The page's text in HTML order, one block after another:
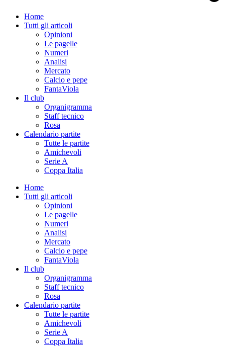
Home
Tutti gli articoli
Opinioni
Le pagelle
Numeri
Analisi
Mercato
Calcio e pepe
FantaViola
Il club
Organigramma
Staff tecnico
Rosa
Calendario partite
Tutte le partite
Amichevoli
Serie A
Coppa Italia
Home
Tutti gli articoli
Opinioni
Le pagelle
Numeri
Analisi
Mercato
Calcio e pepe
FantaViola
Il club
Organigramma
Staff tecnico
Rosa
Calendario partite
Tutte le partite
Amichevoli
Serie A
Coppa Italia